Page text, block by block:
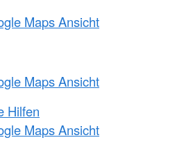
Maps Ansicht
Maps Ansicht
Hilfen
Maps Ansicht